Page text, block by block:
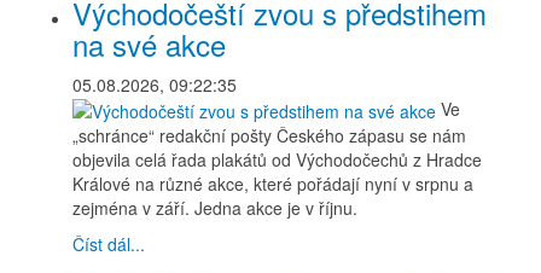
Východočeští zvou s předstihem
na své akce
05.08.2026, 09:22:35
Ve
„schránce“ redakční pošty Českého zápasu se nám
objevila celá řada plakátů od Východočechů z Hradce
Králové na různé akce, které pořádají nyní v srpnu a
zejména v září. Jedna akce je v říjnu.
Číst dál...